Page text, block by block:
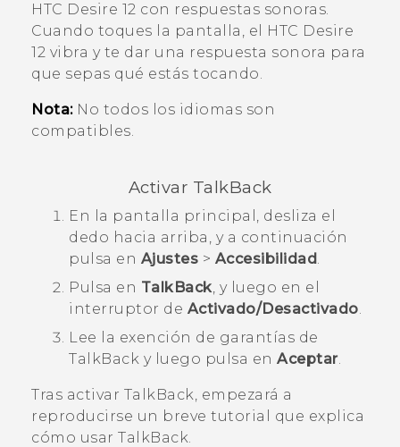
Dispositivos y accesorios HTC
Iniciar sesión
HTC Desire 12 con respuestas sonoras.
Cuando toques la pantalla, el
HTC Desire
12 vibra y te dar una respuesta sonora para
que sepas qué estás tocando.
Nota:No todos los idiomas son
compatibles.
Activar TalkBack
En la pantalla principal , desliza el
dedo hacia arriba, y a continuación
pulsa en Ajustes > Accesibilidad.
Pulsa en TalkBack, y luego en el
interruptor de Activado/Desactivado.
Lee la exención de garantías de
TalkBack y luego pulsa en Aceptar.
Tras activar TalkBack, empezará a
reproducirse un breve tutorial que explica
cómo usar TalkBack.